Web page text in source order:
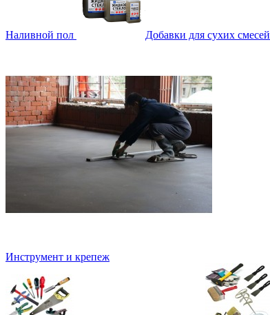
Наливной пол Добавки для сухих смесей
Инструмент и крепеж